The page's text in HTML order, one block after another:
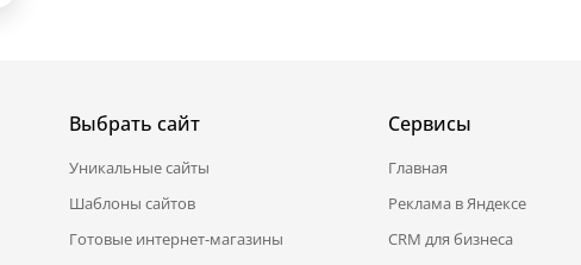
Выбрать сайт
Уникальные сайты
Шаблоны сайтов
Готовые интернет-магазины
Сервисы
Главная
Реклама в Яндексе
CRM для бизнеса